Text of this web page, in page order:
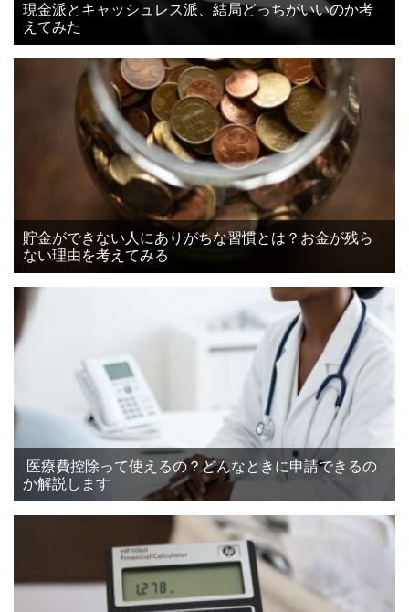
現金派とキャッシュレス派、結局どっちがいいのか考
えてみた
貯金ができない人にありがちな習慣とは？お金が残ら
ない理由を考えてみる
医療費控除って使えるの？どんなときに申請できるの
か解説します